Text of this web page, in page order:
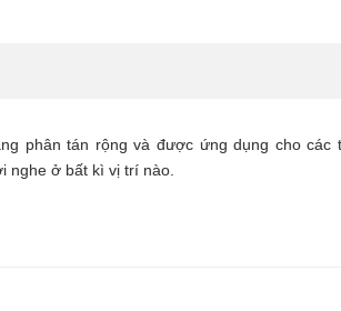
phân tán rộng và được ứng dụng cho các
nghe ở bất kì vị trí nào.